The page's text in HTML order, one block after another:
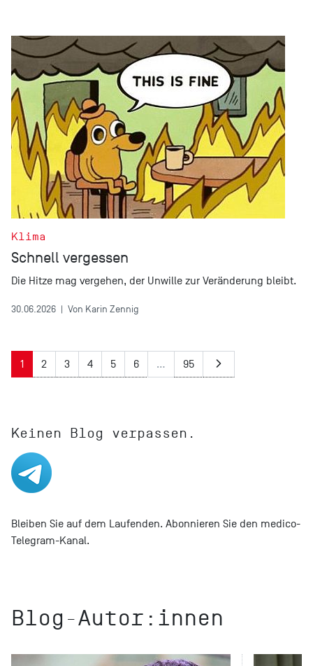
Klima
Schnell vergessen
Die Hitze mag vergehen, der Unwille zur Veränderung bleibt.
30.06.2026 | Von Karin Zennig
1 2 3 4 5 6 … 95
Keinen Blog verpassen.
Bleiben Sie auf dem Laufenden. Abonnieren Sie den medico-
Telegram-Kanal.
Blog-Autor:innen